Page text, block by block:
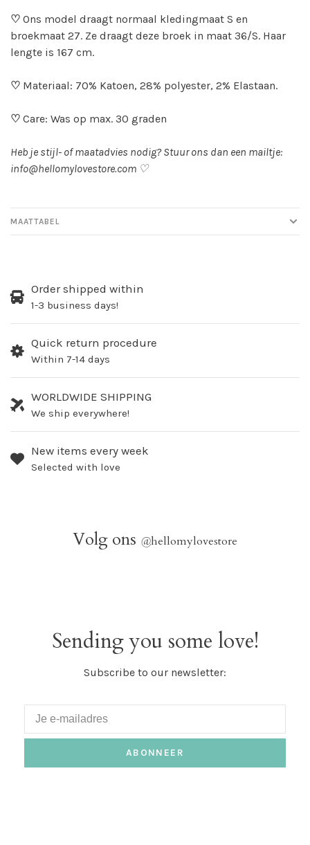
♡ Ons model draagt normaal kledingmaat S en
broekmaat 27. Ze draagt deze broek in maat 36/S. Haar
lengte is 167 cm.
♡ Materiaal: 70% Katoen, 28% polyester, 2% Elastaan.
♡ Care: Was op max. 30 graden
Heb je stijl- of maatadvies nodig? Stuur ons dan een mailtje:
info@hellomylovestore.com ♡
MAATTABEL
Order shipped within
1-3 business days!
Quick return procedure
Within 7-14 days
WORLDWIDE SHIPPING
We ship everywhere!
New items every week
Selected with love
Volg ons @hellomylovestore
Sending you some love!
Subscribe to our newsletter:
ABONNEER